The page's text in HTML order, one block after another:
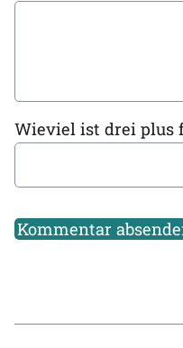
Wieviel ist drei plus
Kommentar